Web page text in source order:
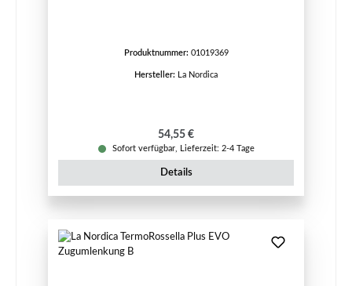
Produktnummer: 01019369
Hersteller: La Nordica
Regulärer Preis:
54,55 €
Sofort verfügbar, Lieferzeit: 2-4 Tage
Details